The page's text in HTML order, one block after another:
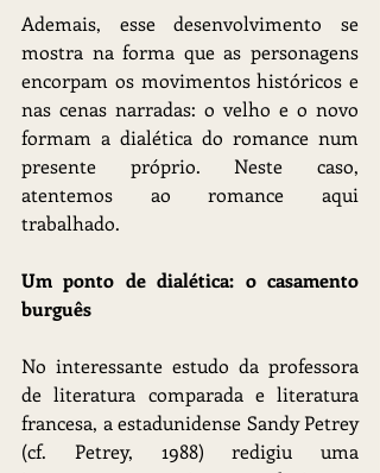
Ademais, esse desenvolvimento se
mostra na forma que as personagens
encorpam os movimentos históricos e
nas cenas narradas: o velho e o novo
formam a dialética do romance num
presente próprio. Neste caso,
atentemos ao romance aqui
trabalhado.
Um ponto de dialética: o casamento
burguês
No interessante estudo da professora
de literatura comparada e literatura
francesa, a estadunidense Sandy Petrey
(cf. Petrey, 1988) redigiu uma